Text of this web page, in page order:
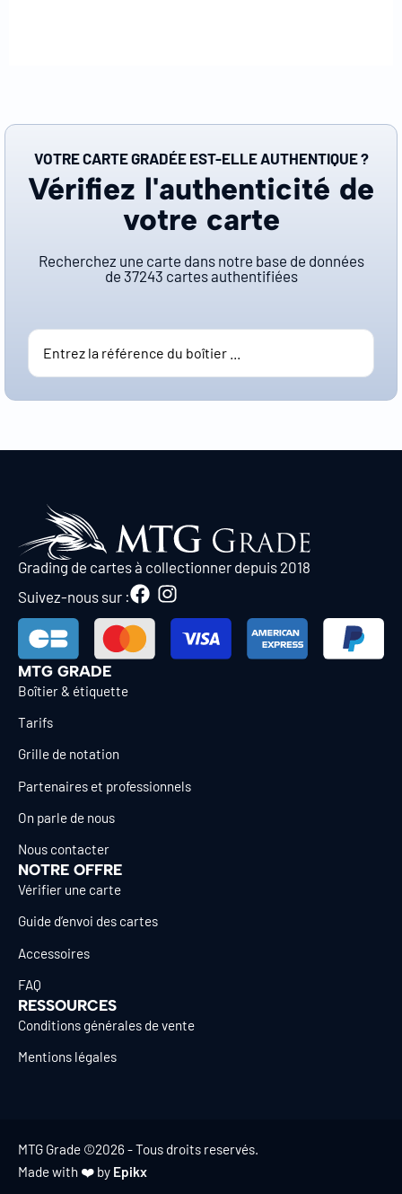
VOTRE CARTE GRADÉE EST-ELLE AUTHENTIQUE ?
Vérifiez l'authenticité de
votre carte
Recherchez une carte dans notre base de données
de 37243 cartes authentifiées
Grading de cartes à collectionner depuis 2018
Suivez-nous sur :
MTG GRADE
Boîtier & étiquette
Tarifs
Grille de notation
Partenaires et professionnels
On parle de nous
Nous contacter
NOTRE OFFRE
Vérifier une carte
Guide d’envoi des cartes
Accessoires
FAQ
RESSOURCES
Conditions générales de vente
Mentions légales
MTG Grade ©2026 - Tous droits reservés.
Made with ❤️ by Epikx